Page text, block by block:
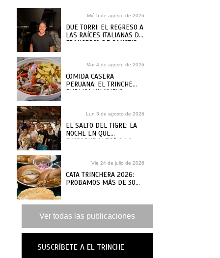
Mié 5 de agosto de 2026
DUE TORRI: EL REGRESO A
LAS RAÍCES ITALIANAS DE
FRANCESCO DE SANCTIS
Mar 4 de agosto de 2026
COMIDA CASERA
PERUANA: EL TRINCHE
PUBLICA UN NUEVO
Lun 3 de agosto de 2026
EL SALTO DEL TIGRE: LA
NOCHE EN QUE
SINGAPUR LLEGÓ A LA
Vie 24 de julio de 2026
CATA TRINCHERA 2026:
PROBAMOS MÁS DE 30
BUTIFARRAS DE
DE ANTAÑO PARA ELEGIR
LAS MEJORES
Ver todas las publicaciones
SUSCRÍBETE A EL TRINCHE